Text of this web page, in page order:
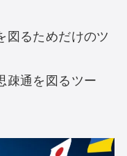
図るためだけのツ
疎通を図るツー